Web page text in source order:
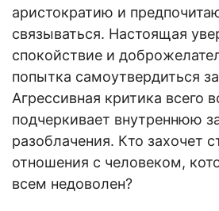
аристократию и
связываться. Настоящая
спокойствие и
попытка самоутвердиться
Агрессивная критика всего
подчеркивает внутреннюю
разоблачения. Кто захочет
отношения с человеком,
всем недоволен?